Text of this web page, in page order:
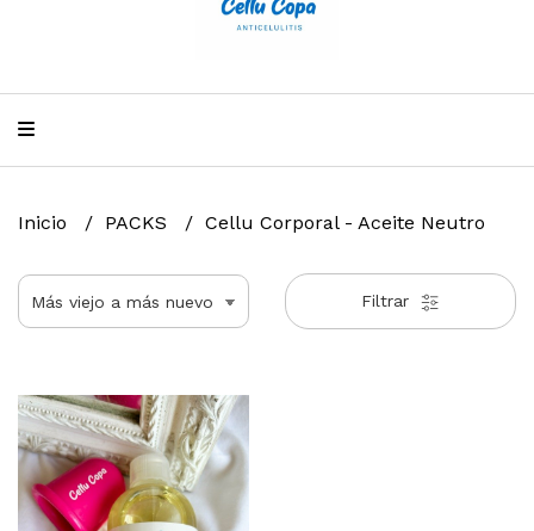
Inicio PACKS Cellu Corporal - Aceite Neutro
Filtrar